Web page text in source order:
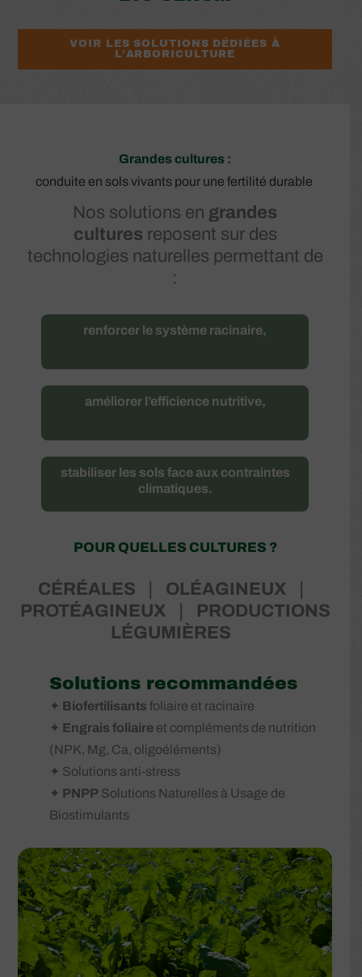
VOIR LES SOLUTIONS DÉDIÉES À
L’ARBORICULTURE
Grandes cultures :
conduite en sols vivants pour une fertilité durable
Nos solutions en grandes
cultures reposent sur des
technologies naturelles permettant de
:
renforcer le système racinaire,
améliorer l’efficience nutritive,
stabiliser les sols face aux contraintes
climatiques.
POUR QUELLES CULTURES ?
CÉRÉALES OLÉAGINEUX
PROTÉAGINEUX
PRODUCTIONS
LÉGUMIÈRES
Solutions recommandées
✦ Biofertilisants foliaire et racinaire
✦ Engrais foliaireet compléments de nutrition
(NPK, Mg, Ca, oligoéléments)
✦ Solutions anti-stress
✦ PNPP Solutions Naturelles à Usage de
Biostimulants